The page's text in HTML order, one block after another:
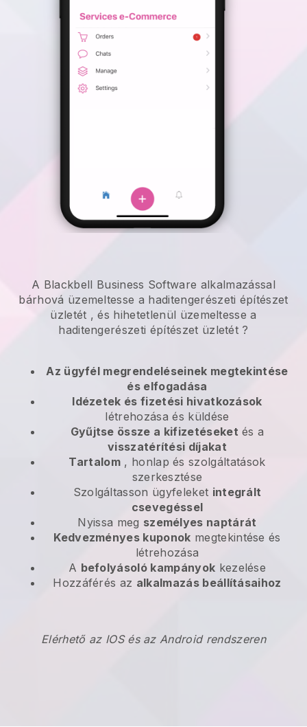
A Blackbell Business Software alkalmazással
bárhová üzemeltesse a haditengerészeti építészet
üzletét , és hihetetlenül üzemeltesse a
haditengerészeti építészet üzletét ?
Az ügyfél megrendeléseinek megtekintése
és elfogadása
Idézetek és fizetési hivatkozások
létrehozása és küldése
Gyűjtse össze a kifizetéseket és a
visszatérítési díjakat
Tartalom, honlap és szolgáltatások
szerkesztése
Szolgáltasson ügyfeleket integrált
csevegéssel
Nyissa meg személyes naptárát
Kedvezményes kuponok megtekintése és
létrehozása
A befolyásoló kampányok kezelése
Hozzáférés az alkalmazás beállításaihoz
Elérhető az IOS és az Android rendszeren